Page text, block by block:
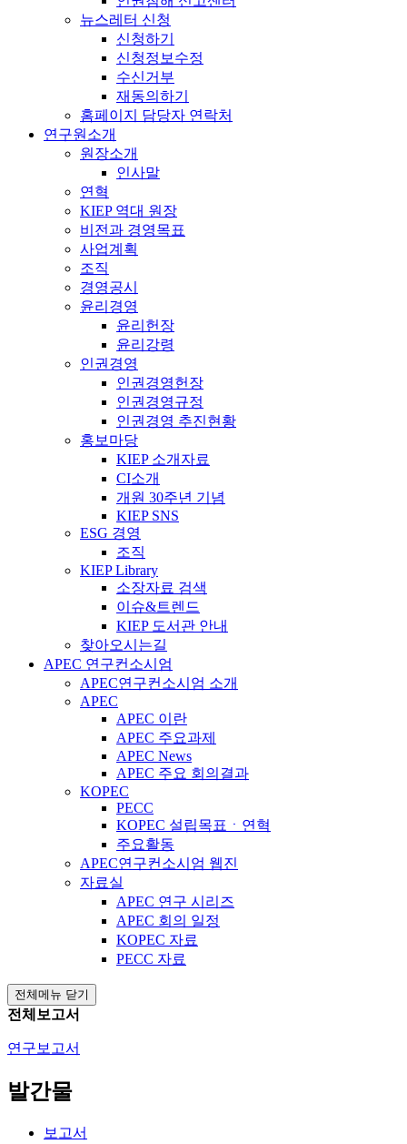
뉴스레터 신청
신청하기
신청정보수정
수신거부
재동의하기
홈페이지 담당자 연락처
연구원소개
원장소개
인사말
연혁
KIEP 역대 원장
비전과 경영목표
사업계획
조직
경영공시
윤리경영
윤리헌장
윤리강령
인권경영
인권경영헌장
인권경영규정
인권경영 추진현황
홍보마당
KIEP 소개자료
CI소개
개원 30주년 기념
KIEP SNS
ESG 경영
조직
KIEP Library
소장자료 검색
이슈&트렌드
KIEP 도서관 안내
찾아오시는길
APEC 연구컨소시엄
APEC연구컨소시엄 소개
APEC
APEC 이란
APEC 주요과제
APEC News
APEC 주요 회의결과
KOPEC
PECC
KOPEC 설립목표ㆍ연혁
주요활동
APEC연구컨소시엄 웹진
자료실
APEC 연구 시리즈
APEC 회의 일정
KOPEC 자료
PECC 자료
전체메뉴 닫기
전체보고서
연구보고서
발간물
보고서